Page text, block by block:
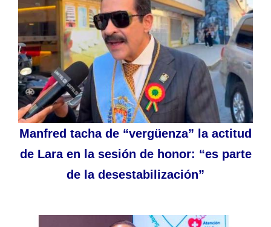
Manfred tacha de “vergüenza” la actitud
de Lara en la sesión de honor: “es parte
de la desestabilización”